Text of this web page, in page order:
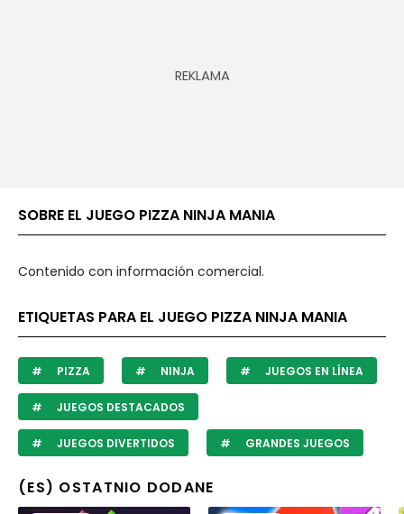
SOBRE EL JUEGO PIZZA NINJA MANIA
Contenido con información comercial.
ETIQUETAS PARA EL JUEGO PIZZA NINJA MANIA
PIZZA NINJA JUEGOS EN LÍNEA
JUEGOS DESTACADOS
JUEGOS DIVERTIDOS GRANDES JUEGOS
(ES) OSTATNIO DODANE